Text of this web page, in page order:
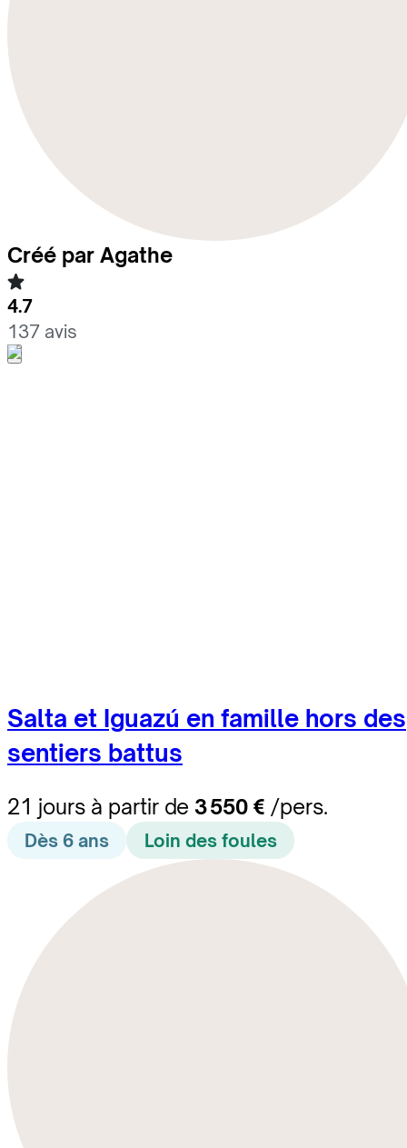
Créé par Agathe
4.7
137 avis
Salta et Iguazú en famille hors des
sentiers battus
21 jours à partir de 3 550 € /pers.
Dès 6 ans Loin des foules